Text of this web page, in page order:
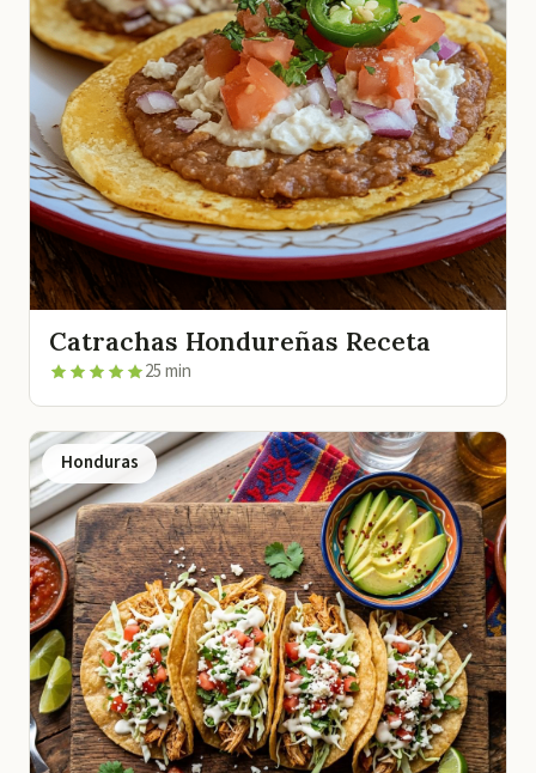
Catrachas Hondureñas Receta
25 min
Honduras